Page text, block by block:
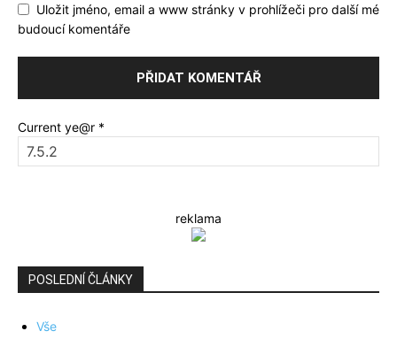
Uložit jméno, email a www stránky v prohlížeči pro další mé
budoucí komentáře
Current ye@r *
reklama
POSLEDNÍ ČLÁNKY
Vše